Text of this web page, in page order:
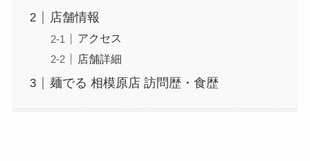
店舗情報
アクセス
店舗詳細
麺でる 相模原店 訪問歴・食歴